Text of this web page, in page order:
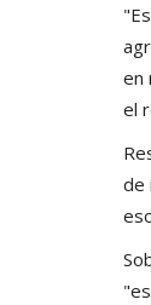
en
el
de